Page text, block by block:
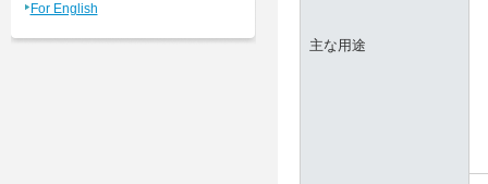
For English
主な用途